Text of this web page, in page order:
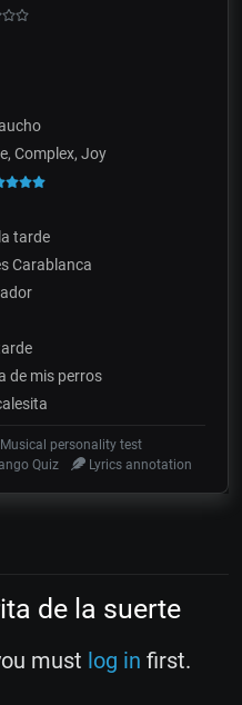
Complex, Joy
tarde
Carablanca
de mis perros
personality test
Quiz Lyrics annotation
de la suerte
must log in first.